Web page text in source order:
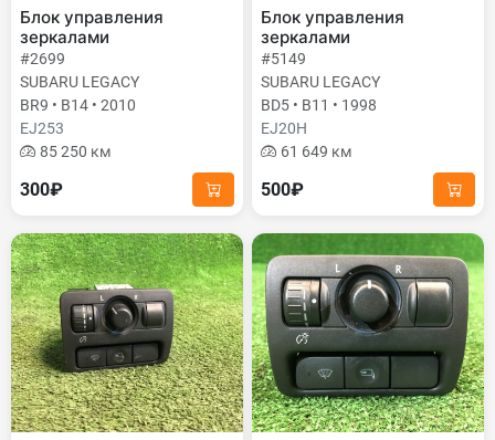
Блок управления
зеркалами
#2699
SUBARU LEGACY
BR9 • B14 • 2010
EJ253
85 250 км
300₽
Блок управления
зеркалами
#5149
SUBARU LEGACY
BD5 • B11 • 1998
EJ20H
61 649 км
500₽